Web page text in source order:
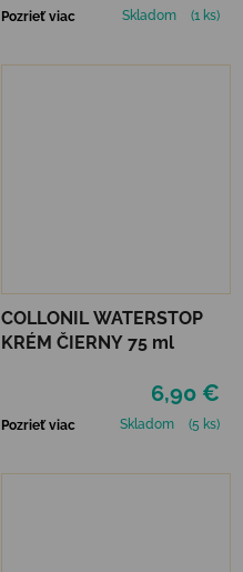
Pozrieť viac Skladom (1 ks)
COLLONIL WATERSTOP
KRÉM ČIERNY 75 ml
6,90 €
Pozrieť viac Skladom (5 ks)